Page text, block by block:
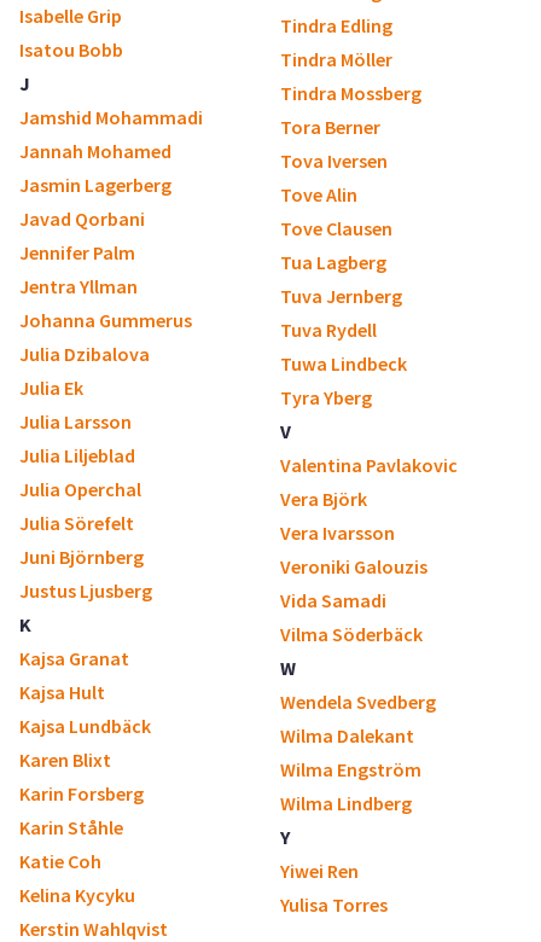
Isabelle Grip
Isatou Bobb
J
Jamshid Mohammadi
Jannah Mohamed
Jasmin Lagerberg
Javad Qorbani
Jennifer Palm
Jentra Yllman
Johanna Gummerus
Julia Dzibalova
Julia Ek
Julia Larsson
Julia Liljeblad
Julia Operchal
Julia Sörefelt
Juni Björnberg
Justus Ljusberg
K
Kajsa Granat
Kajsa Hult
Kajsa Lundbäck
Karen Blixt
Karin Forsberg
Karin Ståhle
Katie Coh
Kelina Kycyku
Kerstin Wahlqvist
Tindra Edling
Tindra Möller
Tindra Mossberg
Tora Berner
Tova Iversen
Tove Alin
Tove Clausen
Tua Lagberg
Tuva Jernberg
Tuva Rydell
Tuwa Lindbeck
Tyra Yberg
V
Valentina Pavlakovic
Vera Björk
Vera Ivarsson
Veroniki Galouzis
Vida Samadi
Vilma Söderbäck
W
Wendela Svedberg
Wilma Dalekant
Wilma Engström
Wilma Lindberg
Y
Yiwei Ren
Yulisa Torres